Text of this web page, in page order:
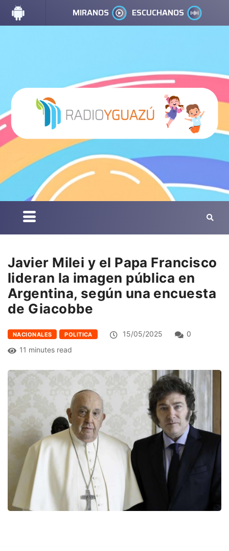
MIRANOS ESCUCHANOS
Javier Milei y el Papa Francisco
lideran la imagen pública en
Argentina, según una encuesta
de Giacobbe
NACIONALES POLITICA 15/05/2025
0
11 minutes read